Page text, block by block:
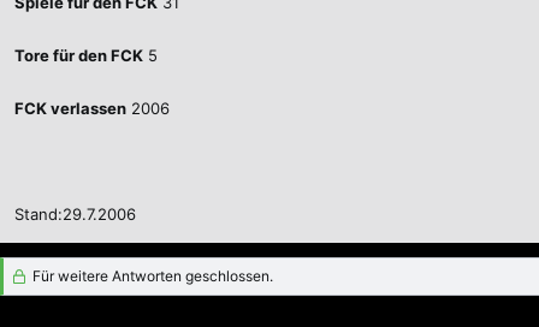
Tore für den FCK 5
FCK verlassen 2006
Stand:29.7.2006
Für weitere Antworten geschlossen.